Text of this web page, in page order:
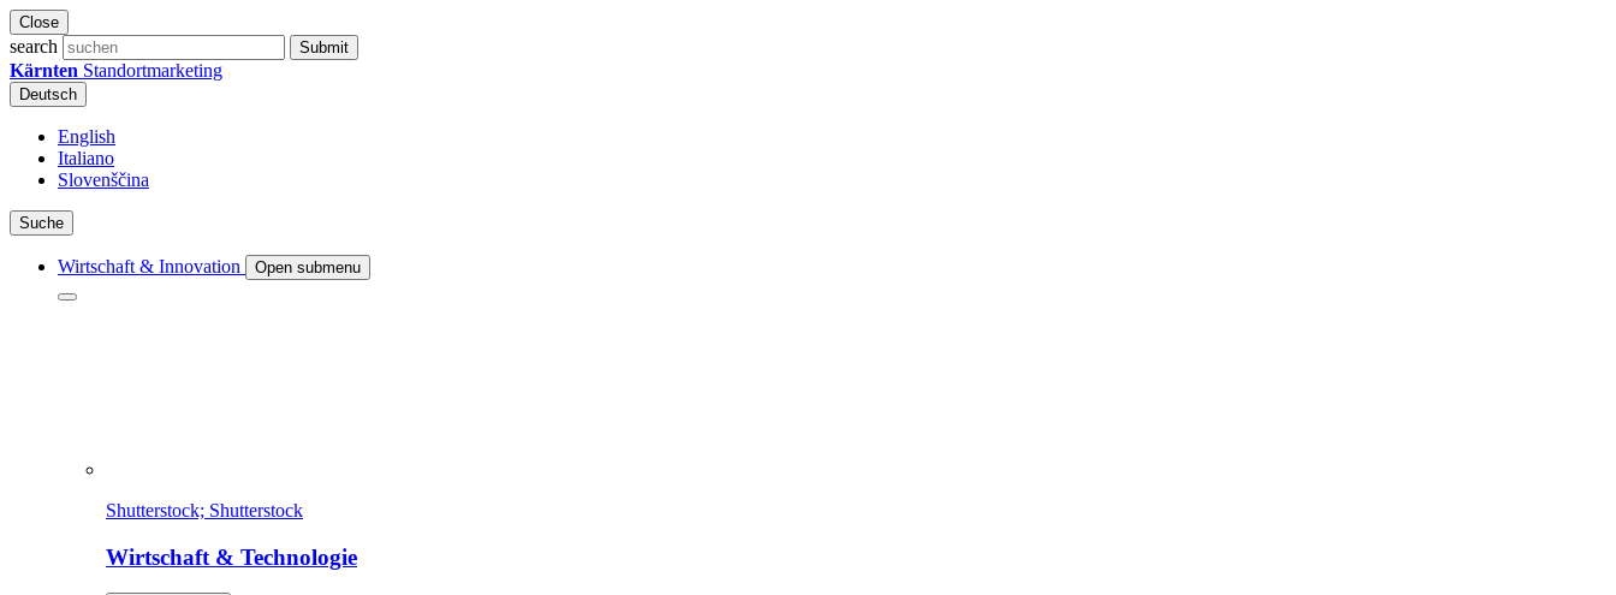
Close
search Submit
Kärnten Standortmarketing
Deutsch
English
Italiano
Slovenščina
Suche
Wirtschaft & Innovation Open submenu
Shutterstock; Shutterstock
Wirtschaft & Technologie